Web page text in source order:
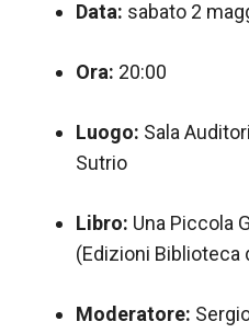
Data: sabato 2
Ora: 20:00
Luogo: Sala
Sutrio
Libro: Una Piccola
(Edizioni Biblioteca
Moderatore: